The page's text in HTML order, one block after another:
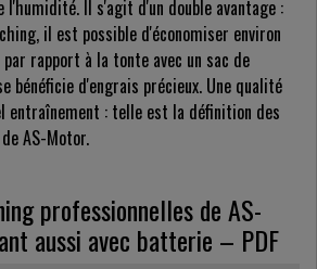
l'humidité. Il s'agit d'un double avantage :
il est possible d'économiser environ
rapport à la tonte avec un sac de
bénéficie d'engrais précieux. Une qualité
entraînement : telle est la définition des
AS-Motor.
professionnelles de AS-
aussi avec batterie – PDF